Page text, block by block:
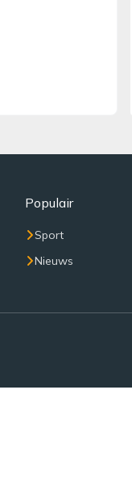
Populair
Sport
Nieuws